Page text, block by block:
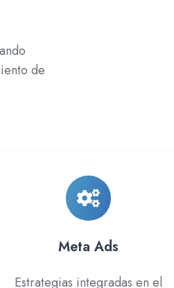
de
Meta Ads
Estrategias integradas en el
Ads